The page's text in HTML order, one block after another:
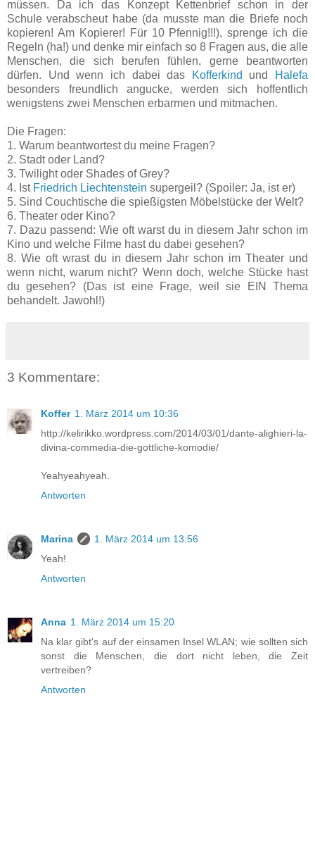
müssen. Da ich das Konzept Kettenbrief schon in der
Schule verabscheut habe (da musste man die Briefe noch
kopieren! Am Kopierer! Für 10 Pfennig!!!), sprenge ich die
Regeln (ha!) und denke mir einfach so 8 Fragen aus, die alle
Menschen, die sich berufen fühlen, gerne beantworten
dürfen. Und wenn ich dabei das
Kofferkind und
Halefa
besonders freundlich angucke, werden sich hoffentlich
wenigstens zwei Menschen erbarmen und mitmachen.
Die Fragen:
1. Warum beantwortest du meine Fragen?
2. Stadt oder Land?
3. Twilight oder Shades of Grey?
4. Ist Friedrich Liechtenstein supergeil? (Spoiler: Ja, ist er)
5. Sind Couchtische die spießigsten Möbelstücke der Welt?
6. Theater oder Kino?
7. Dazu passend: Wie oft warst du in diesem Jahr schon im
Kino und welche Filme hast du dabei gesehen?
8. Wie oft wrast du in diesem Jahr schon im Theater und
wenn nicht, warum nicht? Wenn doch, welche Stücke hast
du gesehen? (Das ist eine Frage, weil sie EIN Thema
behandelt. Jawohl!)
3 Kommentare:
Koffer 1. März 2014 um 10:36
http://kelirikko.wordpress.com/2014/03/01/dante-alighieri-la-
divina-commedia-die-gottliche-komodie/
Yeahyeahyeah.
Antworten
Marina
1. März 2014 um 13:56
Yeah!
Antworten
Anna 1. März 2014 um 15:20
Na klar gibt's auf der einsamen Insel WLAN; wie sollten sich
sonst die Menschen, die dort nicht leben, die Zeit
vertreiben?
Antworten